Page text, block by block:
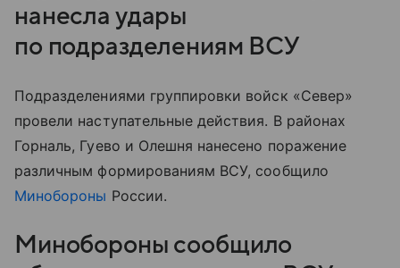
нанесла удары
по подразделениям ВСУ
Подразделениями группировки войск «Север»
провели наступательные действия. В районах
Горналь, Гуево и Олешня нанесено поражение
различным формированиям ВСУ, сообщило
Минобороны России.
Минобороны сообщило